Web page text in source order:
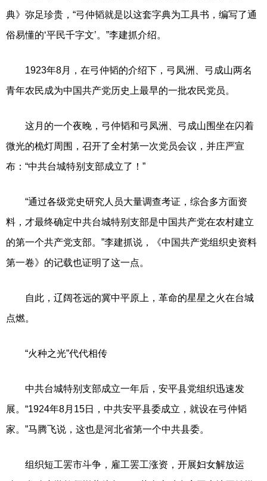
典》弥足珍贵，“弓仲韬就是以这套字典为工具书，编写了通
俗易懂的‘平民千字文’。”李建抓介绍。
1923年8月，在弓仲韬的介绍下，弓凤洲、弓成山两名
青年农民成为中国共产党历史上最早的一批农民党员。
这月的一个夜晚，弓仲韬和弓凤洲、弓成山围坐在闪着
微光的桅灯周围，召开了全村第一次党员会议，并庄严宣
布：“中共台城特别支部成立了！”
“通过各级党史研究人员大量调查考证，综合多方面资
料，才最终确定中共台城特别支部是中国共产党在农村建立
的第一个共产党支部。”李建抓说，《中国共产党组织史资料
第一卷》的记载也证明了这一点。
自此，辽阔苍远的冀中平原上，革命的星星之火在台城
点燃。
“火种之光”代代相传
中共台城特别支部成立一年后，安平县党组织迅速发
展。“1924年8月15日，中共安平县委成立，就设在弓仲韬
家。”马腾飞说，这也是河北省第一个中共县委。
组织短工罢市斗争，雇工罢工涨资，开展妇女解放运